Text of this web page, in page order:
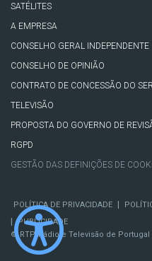
SATÉLITES
A EMPRESA
CONSELHO GERAL INDEPENDENTE
CONSELHO DE OPINIÃO
CONTRATO DE CONCESSÃO DO
TELEVISÃO
PROPOSTA DO GOVERNO DE
RGPD
GESTÃO DAS DEFINIÇÕES DE
POLÍTICA DE PRIVACIDADE |
|
PUBLICIDADE
© RTP, Rádio e Televisão de Portugal